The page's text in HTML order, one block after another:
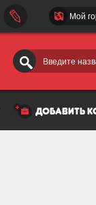
Введите
Мой
добавить